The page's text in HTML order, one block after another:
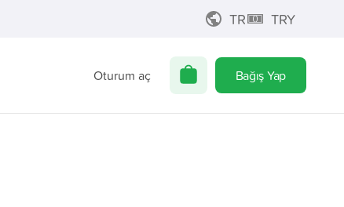
TR TRY
Oturum aç Bağış Yap